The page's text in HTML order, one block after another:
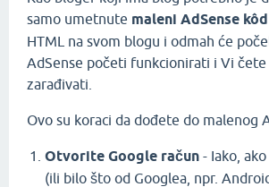
samo umetnute maleni AdSense kôd
HTML na svom blogu i odmah će
AdSense početi funkcionirati i Vi
zarađivati.
Ovo su koraci da dođete do malenog
Otvorite Google račun - Iako,
(ili bilo što od Googlea, npr.